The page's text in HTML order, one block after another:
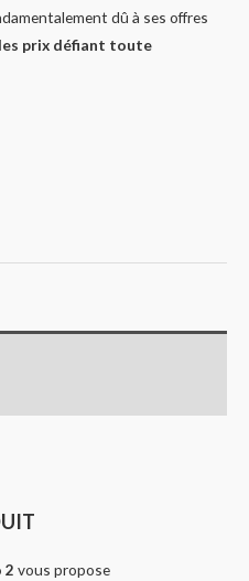
dû à ses offres
prix défiant toute
2 vous propose